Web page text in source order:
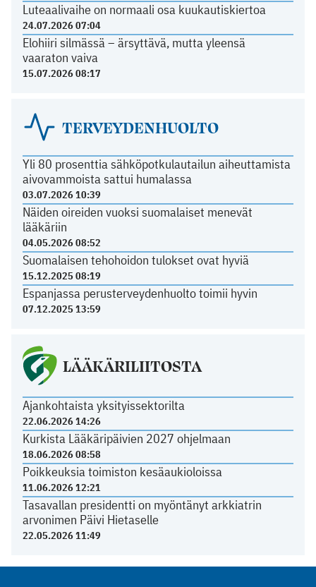
Luteaalivaihe on normaali osa kuukautiskiertoa
24.07.2026 07:04
Elohiiri silmässä – ärsyttävä, mutta yleensä
vaaraton vaiva
15.07.2026 08:17
TERVEYDENHUOLTO
Yli 80 prosenttia sähköpotkulautailun aiheuttamista
aivovammoista sattui humalassa
03.07.2026 10:39
Näiden oireiden vuoksi suomalaiset menevät
lääkäriin
04.05.2026 08:52
Suomalaisen tehohoidon tulokset ovat hyviä
15.12.2025 08:19
Espanjassa perusterveydenhuolto toimii hyvin
07.12.2025 13:59
LÄÄKÄRILIITOSTA
Ajankohtaista yksityissektorilta
22.06.2026 14:26
Kurkista Lääkäripäivien 2027 ohjelmaan
18.06.2026 08:58
Poikkeuksia toimiston kesäaukioloissa
11.06.2026 12:21
Tasavallan presidentti on myöntänyt arkkiatrin
arvonimen Päivi Hietaselle
22.05.2026 11:49